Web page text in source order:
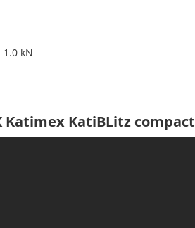
kN
Katimex KatiBLitz compact